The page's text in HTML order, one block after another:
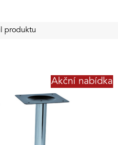
produktu
Akční nabídka